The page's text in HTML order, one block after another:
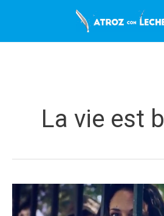
contenido
La vie est